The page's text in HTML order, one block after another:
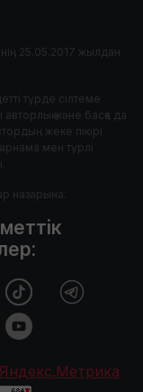
25.05.2017 жылдан
түрде сілтеме
авторлық және басқа да
жеке пікірі
мен түрлі
назарына.